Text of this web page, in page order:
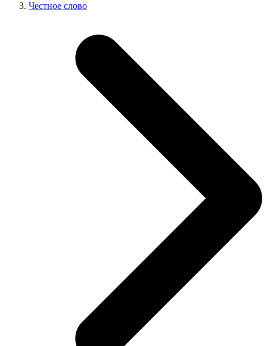
Честное слово